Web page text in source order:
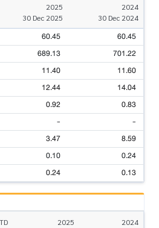
2025
30 Dec 2025
2024
30 Dec 2024
60.45 60.45
689.13 701.22
11.40 11.60
12.44 14.04
0.92 0.83
- -
3.47 8.59
0.10 0.24
0.24 0.13
2025
2024